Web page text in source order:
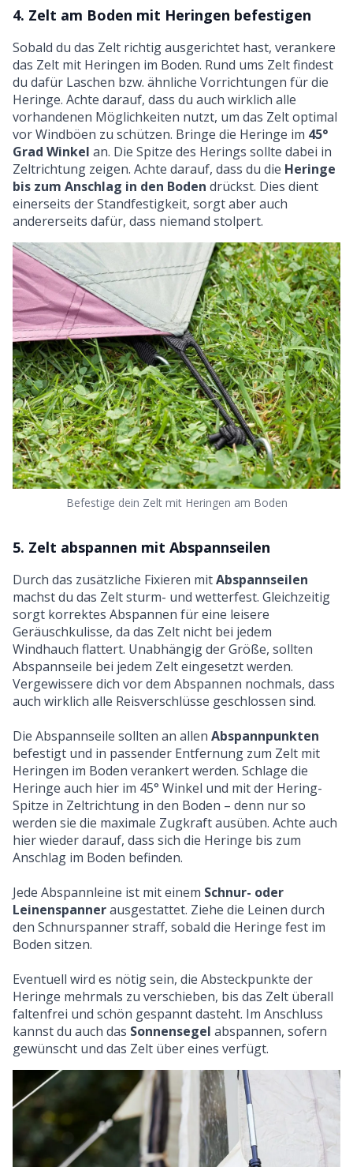
4. Zelt am Boden mit Heringen befestigen
Sobald du das Zelt richtig ausgerichtet hast, verankere
das Zelt mit Heringen im Boden. Rund ums Zelt findest
du dafür Laschen bzw. ähnliche Vorrichtungen für die
Heringe. Achte darauf, dass du auch wirklich alle
vorhandenen Möglichkeiten nutzt, um das Zelt optimal
vor Windböen zu schützen. Bringe die Heringe im 45°
Grad Winkel an. Die Spitze des Herings sollte dabei in
Zeltrichtung zeigen. Achte darauf, dass du die Heringe
bis zum Anschlag in den Boden drückst. Dies dient
einerseits der Standfestigkeit, sorgt aber auch
andererseits dafür, dass niemand stolpert.
Befestige dein Zelt mit Heringen am Boden
5. Zelt abspannen mit Abspannseilen
Durch das zusätzliche Fixieren mitAbspannseilen
machst du das Zelt sturm- und wetterfest. Gleichzeitig
sorgt korrektes Abspannen für eine leisere
Geräuschkulisse, da das Zelt nicht bei jedem
Windhauch flattert. Unabhängig der Größe, sollten
Abspannseile bei jedem Zelt eingesetzt werden.
Vergewissere dich vor dem Abspannen nochmals, dass
auch wirklich alle Reisverschlüsse geschlossen sind.
Die Abspannseile sollten an allen Abspannpunkten
befestigt und in passender Entfernung zum Zelt mit
Heringen im Boden verankert werden. Schlage die
Heringe auch hier im 45° Winkel und mit der Hering-
Spitze in Zeltrichtung in den Boden – denn nur so
werden sie die maximale Zugkraft ausüben. Achte auch
hier wieder darauf, dass sich die Heringe bis zum
Anschlag im Boden befinden.
Jede Abspannleine ist mit einem Schnur- oder
Leinenspannerausgestattet. Ziehe die Leinen durch
den Schnurspanner straff, sobald die Heringe fest im
Boden sitzen.
Eventuell wird es nötig sein, die Absteckpunkte der
Heringe mehrmals zu verschieben, bis das Zelt überall
faltenfrei und schön gespannt dasteht. Im Anschluss
kannst du auch das Sonnensegel abspannen, sofern
gewünscht und das Zelt über eines verfügt.